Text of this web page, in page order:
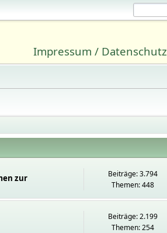
Impressum / Datenschutz
zur
Beiträge: 3.794
Themen: 448
Beiträge: 2.199
Themen: 254